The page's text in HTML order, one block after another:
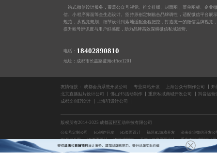
一站式微信设计服务，覆盖公众号视觉、推文排版、封面图、菜单图标、企业
信、小程序界面等全生态设计。坚持原创定制贴合品牌调性，适配微信平台展
规范，从视觉规划、细节设计到落地适配全程把控，打造统一的微信品牌视觉
提升账号辨识度与用户好感度，助力品牌高效深耕微信私域运营。
电话： 18402890810
地址：成都市长益路蓝海office1201
友情链接： 成都会员系统开发公司 专业网站开发 上海公众号制作公司
郑
北京直播贴片设计公司
佛山H5活动制作 重庆私域商城开发公司
抖音运营
成都文创IP设计
上海VI设计公司
版权所有2014-2025 成都蓝橙互动科技有限公司
公众号定制公司 H5制作开发 H5页面设计 福州H5游戏开发
济南企业微信开发公
H5开发公司
H5页面设计 H5游戏制作 天津小程序界面设计 重庆H5游戏制作公司